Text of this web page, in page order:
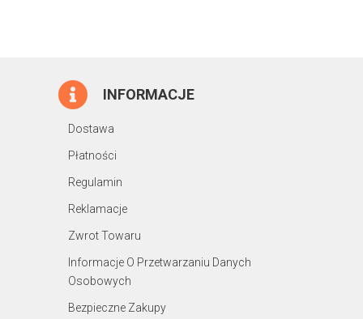
INFORMACJE
Dostawa
Płatności
Regulamin
Reklamacje
Zwrot Towaru
Informacje O Przetwarzaniu Danych
Osobowych
Bezpieczne Zakupy